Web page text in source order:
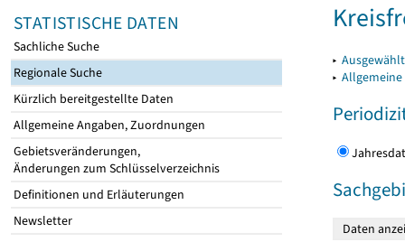
STATISTISCHE DATEN
Sachliche Suche
Regionale Suche
Kürzlich bereitgestellte Daten
Allgemeine Angaben, Zuordnungen
Gebietsveränderungen,
Änderungen zum Schlüsselverzeichnis
Definitionen und Erläuterungen
Newsletter
▸
▸